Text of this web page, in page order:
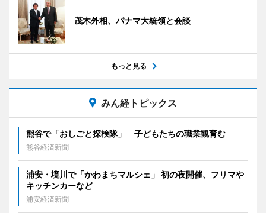
茂木外相、パナマ大統領と会談
もっと見る
みん経トピックス
熊谷で「おしごと探検隊」 子どもたちの職業観育む
熊谷経済新聞
浦安・境川で「かわまちマルシェ」 初の夜開催、フリマや
キッチンカーなど
浦安経済新聞